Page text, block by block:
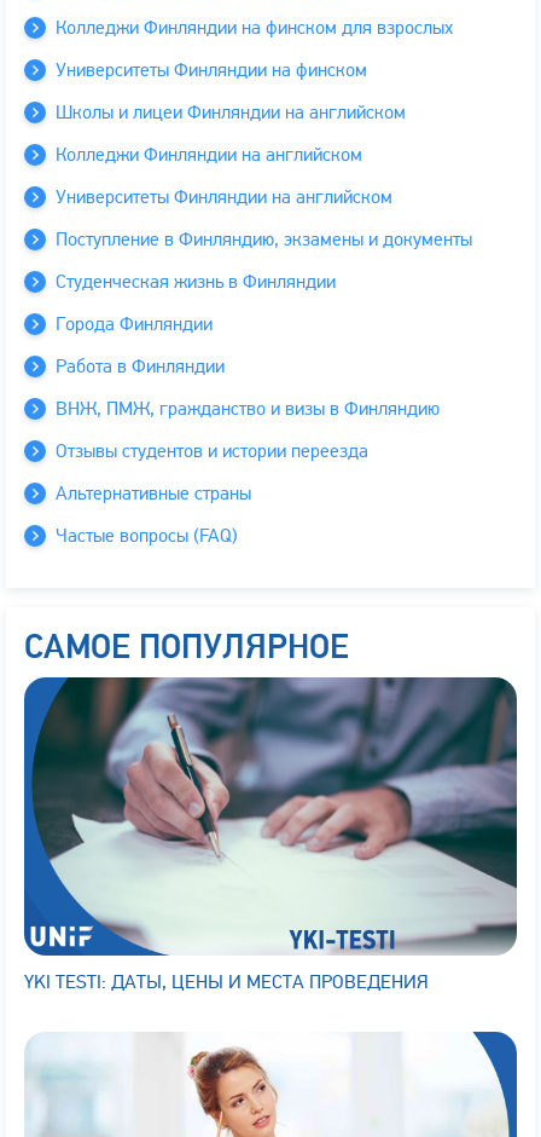
Колледжи Финляндии на финском для взрослых
Университеты Финляндии на финском
Школы и лицеи Финляндии на английском
Колледжи Финляндии на английском
Университеты Финляндии на английском
Поступление в Финляндию, экзамены и документы
Студенческая жизнь в Финляндии
Города Финляндии
Работа в Финляндии
ВНЖ, ПМЖ, гражданство и визы в Финляндию
Отзывы студентов и истории переезда
Альтернативные страны
Частые вопросы (FAQ)
САМОЕ ПОПУЛЯРНОЕ
YKI TESTI: ДАТЫ, ЦЕНЫ И МЕСТА ПРОВЕДЕНИЯ